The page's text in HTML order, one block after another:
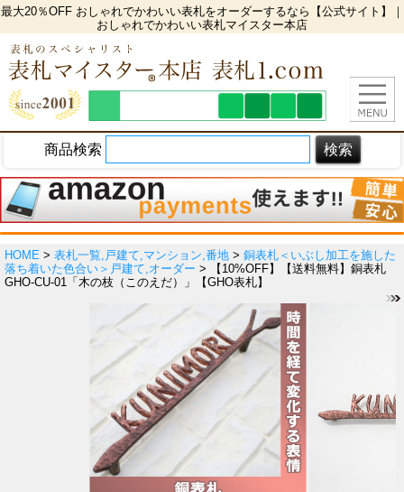
最大20％OFF おしゃれでかわいい表札をオーダーするなら【公式サイト】｜
おしゃれでかわいい表札マイスター本店
商品検索
HOME > 表札一覧,戸建て,マンション,番地 > 銅表札＜いぶし加工を施した
落ち着いた色合い＞戸建て,オーダー > 【10%OFF】【送料無料】銅表札
GHO-CU-01「木の枝（このえだ）」【GHO表札】